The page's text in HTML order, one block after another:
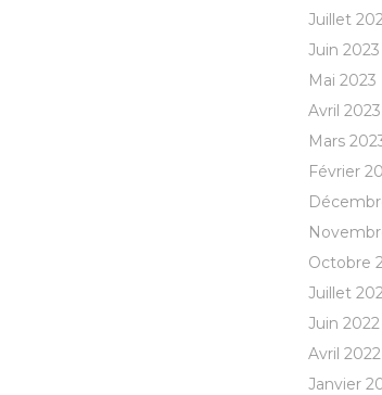
Juillet
Juin 2023
Mai 2023
Avril 2023
Mars
Février
Octobre
Juillet
Juin 2022
Avril 2022
Janvier